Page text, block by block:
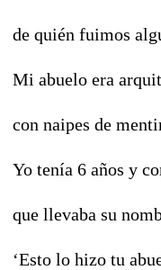
de quién fuimos
Mi abuelo era
con naipes de
Yo tenía 6 años y
que llevaba su
‘Esto lo hizo tu